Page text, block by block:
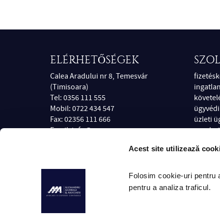
Acest site utilizează
Folosim cookie-uri pentru
pentru a analiza traficul.
ELÉRHETŐSÉGEK
Calea Aradului nr 8, Temesvár
(Timisoara)
Tel: 0356 111 555
Mobil: 0722 434 547
Fax: 02356 111 666
Email:info@pusa.ro
Nyitvatartás: H-P 09:00 - 20:00
üzleti